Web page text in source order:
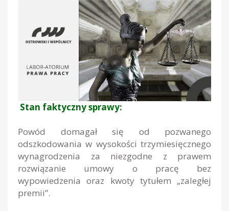
Stan faktyczny sprawy:
Powód domagał się od pozwanego
odszkodowania w wysokości trzymiesięcznego
wynagrodzenia za niezgodne z prawem
rozwiązanie umowy o pracę bez
wypowiedzenia oraz kwoty tytułem „zaległej
premii”.